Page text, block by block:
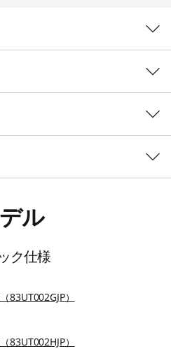
タスク
でも対
将来志
能
・プロセッサー
・プロセッサー
能
ル
ク仕様
83UT002GJP）
83UT002HJP）